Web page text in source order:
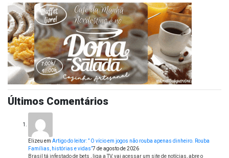
Últimos Comentários
Elizeu em Artigo do leitor: ” O vício em jogos não rouba apenas dinheiro. Rouba
Famílias, histórias e vidas”7 de agosto de 2026
Brasil tá infestado de bets , liga a TV, vai acessar um site de notícias, abre o